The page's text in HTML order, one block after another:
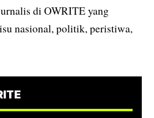
di OWRITE yang
nasional, politik, peristiwa,